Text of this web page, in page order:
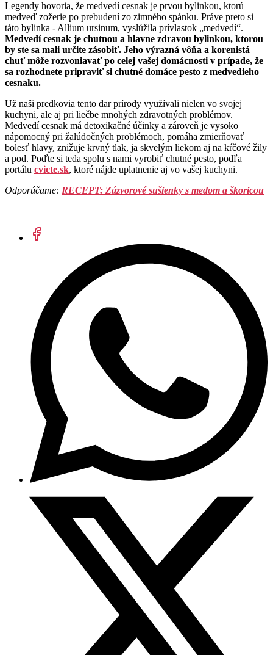
Legendy hovoria, že medvedí cesnak je prvou bylinkou, ktorú
medveď zožerie po prebudení zo zimného spánku. Práve preto si
táto bylinka - Allium ursinum, vyslúžila prívlastok „medvedí“.
Medvedí cesnak je chutnou a hlavne zdravou bylinkou, ktorou
by ste sa mali určite zásobiť. Jeho výrazná vôňa a korenistá
chuť môže rozvoniavať po celej vašej domácnosti v prípade, že
sa rozhodnete pripraviť si chutné domáce pesto z medvedieho
cesnaku.
Už naši predkovia tento dar prírody využívali nielen vo svojej
kuchyni, ale aj pri liečbe mnohých zdravotných problémov.
Medvedí cesnak má detoxikačné účinky a zároveň je vysoko
nápomocný pri žalúdočných problémoch, pomáha zmierňovať
bolesť hlavy, znižuje krvný tlak, ja skvelým liekom aj na kŕčové žily
a pod. Poďte si teda spolu s nami vyrobiť chutné pesto, podľa
portálu cvicte.sk, ktoré nájde uplatnenie aj vo vašej kuchyni.
Odporúčame: RECEPT: Zázvorové sušienky s medom a škoricou